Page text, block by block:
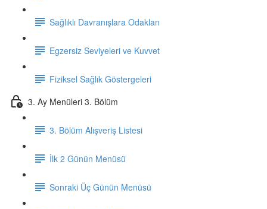
Sağlıklı Davranışlara Odaklan
Egzersiz Seviyeleri ve Kuvvet
Fiziksel Sağlık Göstergeleri
3. Ay Menüleri 3. Bölüm
3. Bölüm Alışveriş Listesi
İlk 2 Günün Menüsü
Sonraki Üç Günün Menüsü